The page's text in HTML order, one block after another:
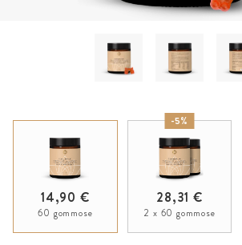
14,90 €
60 gommose
-5%
28,31 €
2 x 60 gommose